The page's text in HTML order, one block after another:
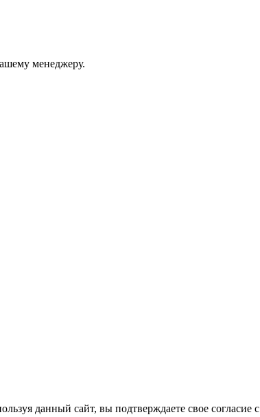
менеджеру.
данный сайт, вы подтверждаете свое согласие с